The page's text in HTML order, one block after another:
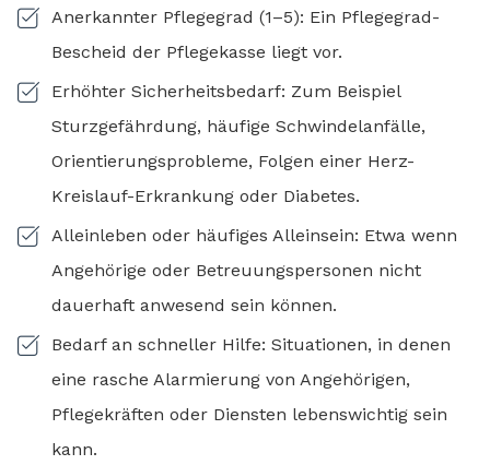
Anerkannter Pflegegrad (1–5): Ein Pflegegrad-
Bescheid der Pflegekasse liegt vor.
Erhöhter Sicherheitsbedarf: Zum Beispiel
Sturzgefährdung, häufige Schwindelanfälle,
Orientierungsprobleme, Folgen einer Herz-
Kreislauf-Erkrankung oder Diabetes.
Alleinleben oder häufiges Alleinsein: Etwa wenn
Angehörige oder Betreuungspersonen nicht
dauerhaft anwesend sein können.
Bedarf an schneller Hilfe: Situationen, in denen
eine rasche Alarmierung von Angehörigen,
Pflegekräften oder Diensten lebenswichtig sein
kann.